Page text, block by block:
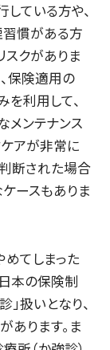
ている方や、
慣がある方
スクがありま
保険適用の
を利用して、
ンテナンス
ケアが非常に
断された場合
ースもありま
てしまった
本の保険制
扱いとなり、
あります。ま